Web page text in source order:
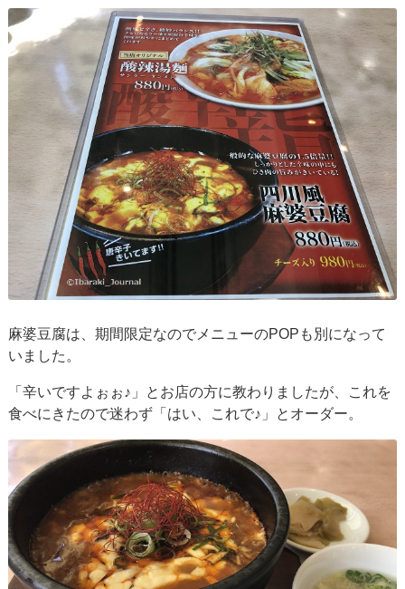
麻婆豆腐は、期間限定なのでメニューのPOPも別になって
いました。
「辛いですよぉぉ♪」とお店の方に教わりましたが、これを
食べにきたので迷わず「はい、これで♪」とオーダー。